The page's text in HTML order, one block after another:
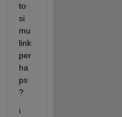
to
si
mu
link
per
ha
ps
?
i